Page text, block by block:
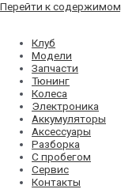
Перейти к
Клуб
Модели
Запчасти
Тюнинг
Колеса
Электроника
Аккумуляторы
Аксессуары
Разборка
С пробегом
Сервис
Контакты